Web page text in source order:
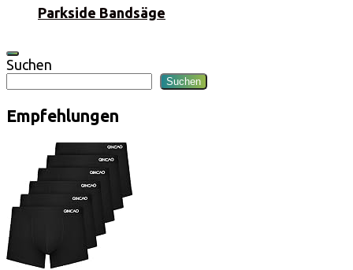
Parkside Bandsäge
Suchen
Suchen
Empfehlungen